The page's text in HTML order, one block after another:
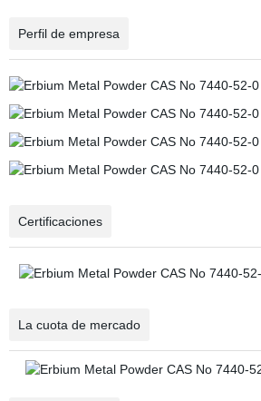
Perfil de empresa
Certificaciones
La cuota de mercado